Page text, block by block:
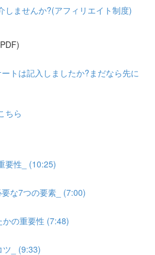
しませんか?(アフィリエイト制度)
トは記入しましたか?まだなら先に
ちら
要性_ (10:25)
要な7つの要素_ (7:00)
の重要性 (7:48)
ツ_ (9:33)